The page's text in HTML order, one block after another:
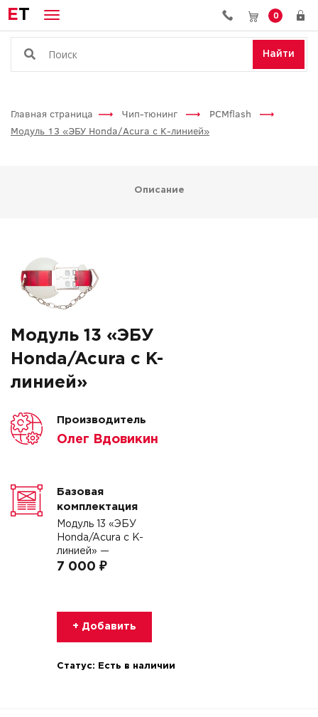
ET 0
Найти
Главная страница Чип-тюнинг
PCMflash
Модуль 13 «ЭБУ Honda/Acura с K-линией»
Описание
Модуль 13 «ЭБУ
Honda/Acura с K-
линией»
Производитель
Олег Вдовикин
Базовая
комплектация
Модуль 13 «ЭБУ
Honda/Acura с K-
линией» —
7 000 ₽
+ Добавить
Статус: Есть в наличии